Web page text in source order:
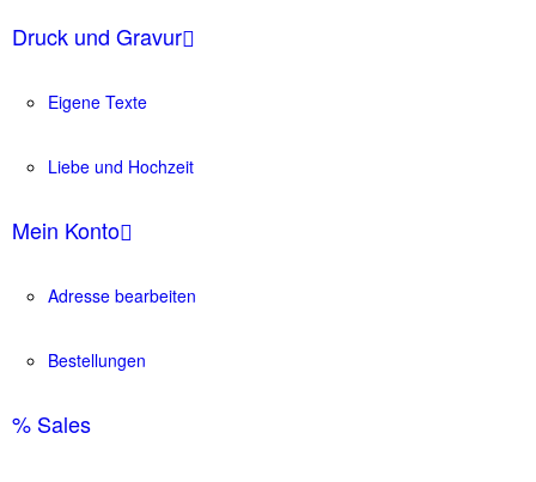
Druck und Gravur
Eigene Texte
Liebe und Hochzeit
Mein Konto
Adresse bearbeiten
Bestellungen
% Sales